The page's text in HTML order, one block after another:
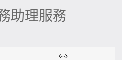
助理服務